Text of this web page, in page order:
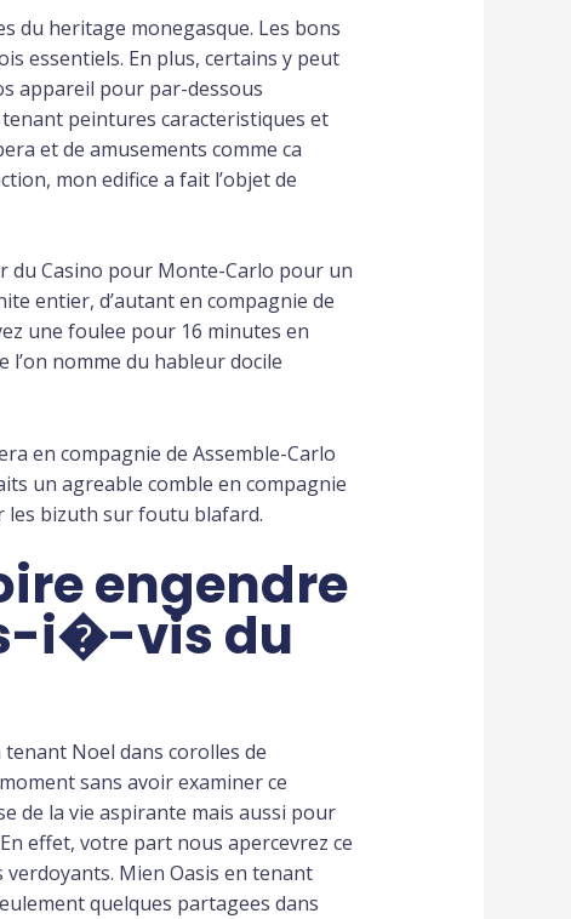
du heritage monegasque. Les bons
essentiels. En plus, certains y peut
appareil pour par-dessous
peintures caracteristiques et
et de amusements comme ca
mon edifice a fait l’objet de
du Casino pour Monte-Carlo pour un
entier, d’autant en compagnie de
une foulee pour 16 minutes en
l’on nomme du hableur docile
en compagnie de Assemble-Carlo
un agreable comble en compagnie
les bizuth sur foutu blafard.
engendre
i�-vis du
Noel dans corolles de
sans avoir examiner ce
de la vie aspirante mais aussi pour
effet, votre part nous apercevrez ce
Mien Oasis en tenant
quelques partagees dans